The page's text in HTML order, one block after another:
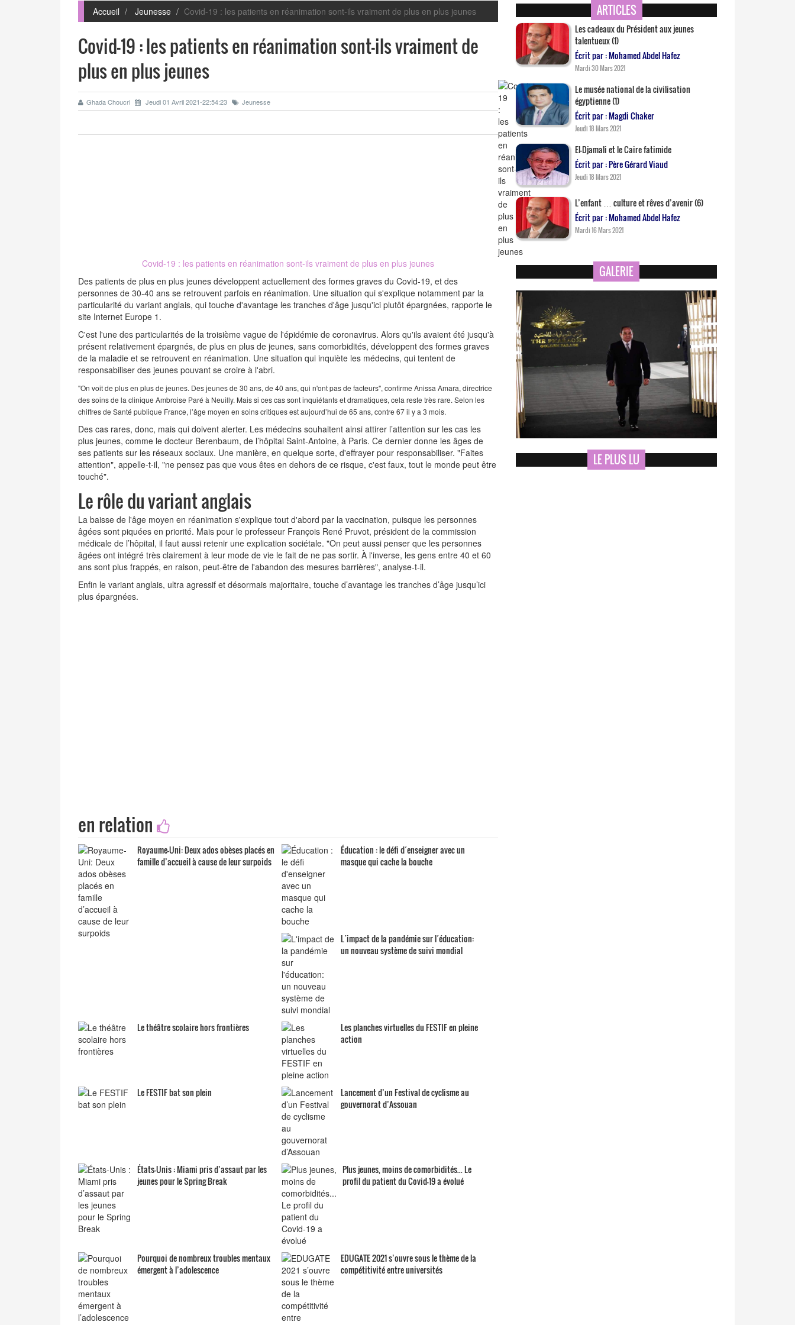
Accueil Jeunesse Covid-19 : les patients en réanimation sont-ils vraiment de plus en plus jeunes
Covid-19 : les patients en réanimation sont-ils vraiment de
plus en plus jeunes
Ghada Choucri Jeudi 01 Avril 2021-22:54:23 Jeunesse
Covid-19 : les patients en réanimation sont-ils vraiment de plus en plus jeunes
Des patients de plus en plus jeunes développent actuellement des formes graves du Covid-19, et des
personnes de 30-40 ans se retrouvent parfois en réanimation. Une situation qui s'explique notamment par la
particularité du variant anglais, qui touche d'avantage les tranches d'âge jusqu'ici plutôt épargnées, rapporte le
site Internet Europe 1.
C'est l'une des particularités de la troisième vague de l'épidémie de coronavirus. Alors qu'ils avaient été jusqu'à
présent relativement épargnés, de plus en plus de jeunes, sans comorbidités, développent des formes graves
de la maladie et se retrouvent en réanimation. Une situation qui inquiète les médecins, qui tentent de
responsabiliser des jeunes pouvant se croire à l'abri.
"On voit de plus en plus de jeunes. Des jeunes de 30 ans, de 40 ans, qui n'ont pas de facteurs", confirme Anissa Amara, directrice
des soins de la clinique Ambroise Paré à Neuilly. Mais si ces cas sont inquiétants et dramatiques, cela reste très rare. Selon les
chiffres de Santé publique France, l’âge moyen en soins critiques est aujourd’hui de 65 ans, contre 67 il y a 3 mois.
Des cas rares, donc, mais qui doivent alerter. Les médecins souhaitent ainsi attirer l’attention sur les cas les
plus jeunes, comme le docteur Berenbaum, de l’hôpital Saint-Antoine, à Paris. Ce dernier donne les âges de
ses patients sur les réseaux sociaux. Une manière, en quelque sorte, d'effrayer pour responsabiliser. "Faites
attention", appelle-t-il, "ne pensez pas que vous êtes en dehors de ce risque, c'est faux, tout le monde peut être
touché".
Le rôle du variant anglais
La baisse de l'âge moyen en réanimation s'explique tout d'abord par la vaccination, puisque les personnes
âgées sont piquées en priorité. Mais pour le professeur François René Pruvot, président de la commission
médicale de l’hôpital, il faut aussi retenir une explication sociétale. "On peut aussi penser que les personnes
âgées ont intégré très clairement à leur mode de vie le fait de ne pas sortir. À l'inverse, les gens entre 40 et 60
ans sont plus frappés, en raison, peut-être de l'abandon des mesures barrières", analyse-t-il.
Enfin le variant anglais, ultra agressif et désormais majoritaire, touche d’avantage les tranches d’âge jusqu’ici
plus épargnées.
en relation
Royaume-Uni: Deux ados obèses placés en
famille d’accueil à cause de leur surpoids
Éducation : le défi d´enseigner avec un
masque qui cache la bouche
L´impact de la pandémie sur l´éducation:
un nouveau système de suivi mondial
Le théâtre scolaire hors frontières
Les planches virtuelles du FESTIF en pleine
action
Le FESTIF bat son plein
Lancement d’un Festival de cyclisme au
gouvernorat d’Assouan
États-Unis : Miami pris d’assaut par les
jeunes pour le Spring Break
Plus jeunes, moins de comorbidités... Le
profil du patient du Covid-19 a évolué
Pourquoi de nombreux troubles mentaux
émergent à l’adolescence
EDUGATE 2021 s’ouvre sous le thème de la
compétitivité entre universités
ARTICLES
Les cadeaux du Président aux jeunes
talentueux (1)
Écrit par : Mohamed Abdel Hafez
Mardi 30 Mars 2021
Le musée national de la civilisation
égyptienne (1)
Écrit par : Magdi Chaker
Jeudi 18 Mars 2021
El-Djamali et le Caire fatimide
Écrit par : Père Gérard Viaud
Jeudi 18 Mars 2021
L’enfant … culture et rêves d’avenir (6)
Écrit par : Mohamed Abdel Hafez
Mardi 16 Mars 2021
GALERIE
LE PLUS LU